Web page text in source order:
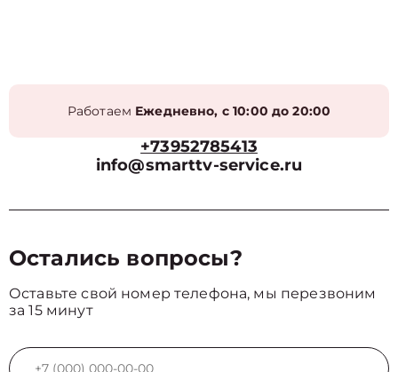
Работаем Ежедневно, с 10:00 до 20:00
+73952785413
info@smarttv-service.ru
Остались вопросы?
Оставьте свой номер телефона, мы перезвоним
за 15 минут